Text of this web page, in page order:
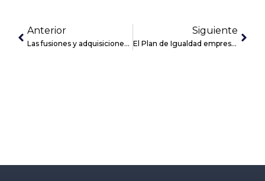
Anterior
Las fusiones y adquisiciones inmobiliarias crecen un 65% en España
Siguiente
El Plan de Igualdad empresarial: cuándo y cómo elaborarlo